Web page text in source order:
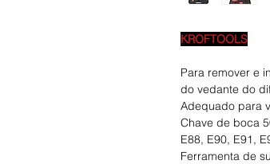
KROFTOOLS
Para remover e
do vedante do
Adequado para
Chave de boca
E88, E90, E91,
Ferramenta de